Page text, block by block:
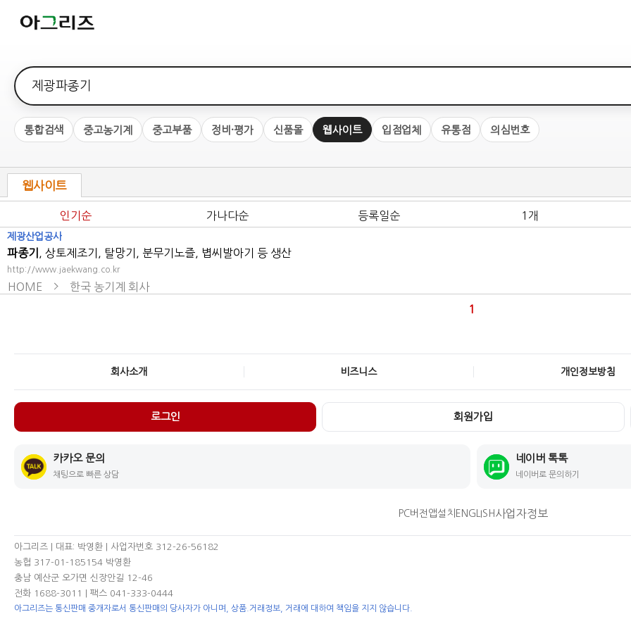
검색어
통합검색 중고농기계 중고부품 정비·평가 신품몰 웹사이트 입점업체 유통점 의심번호
웹사이트
인기순 가나다순 등록일순 1개
제광산업공사
파종기 , 상토제조기, 탈망기, 분무기노즐, 볍씨발아기 등 생산
http://www.jaekwang.co.kr
HOME
한국 농기계 회사
1
회사소개 비즈니스 개인정보방침
로그인 회원가입
카카오 문의
채팅으로 빠른 상담
네이버 톡톡
네이버로 문의하기
PC버전 앱설치 ENGLISH 사업자정보
아그리즈 | 대표: 박영환 | 사업자번호 312-26-56182
농협 317-01-185154 박영환
충남 예산군 오가면 신장안길 12-46
전화 1688-3011
| 팩스 041-333-0444
아그리즈는 통신판매 중개자로서 통신판매의 당사자가 아니며, 상품.거래정보, 거래에 대하여 책임을 지지 않습니다.